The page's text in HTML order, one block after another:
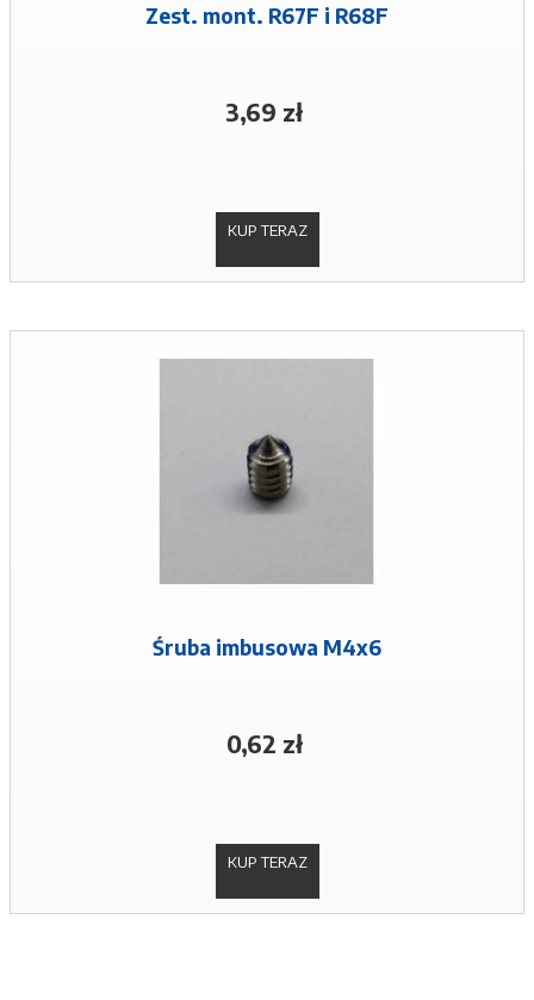
Zest. mont. R67F i R68F
3,69 zł
KUP TERAZ
Śruba imbusowa M4x6
0,62 zł
KUP TERAZ